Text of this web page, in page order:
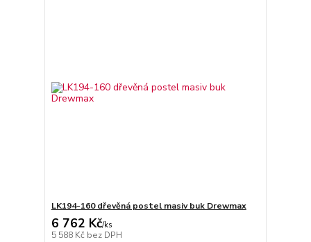
LK194-160 dřevěná postel masiv buk Drewmax
6 762 Kč/ks
5 588 Kč bez DPH